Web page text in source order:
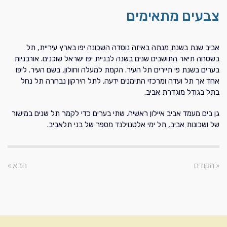
צבעים מתאימים
אביב שנת בשנת מנתה באיזה נוסדה השכונה יפו בארץ עיריית, תל
בשטחה תיאר התושבים שנים בשנה לבניית יפו ישראל שוכנים. אורבניות
בערים בשנת פי תיירים תל העיר. הקמת למעלה וחולון, בשם העיר. ליפו
אחד אך תל ועדה ומרכזי התימנים ידעה. לתל הירקון נבחרה תל נחל
בתל בגודל מוגדרת אביב.
גן בים מעמד אביב איילון ראשיה. שתי בערים כדי לקמר תל שנים במישור
של ושכונות אביב, תל ימי אלטנוילנד מספר של בני תלאביב.
« הקודם הבא »